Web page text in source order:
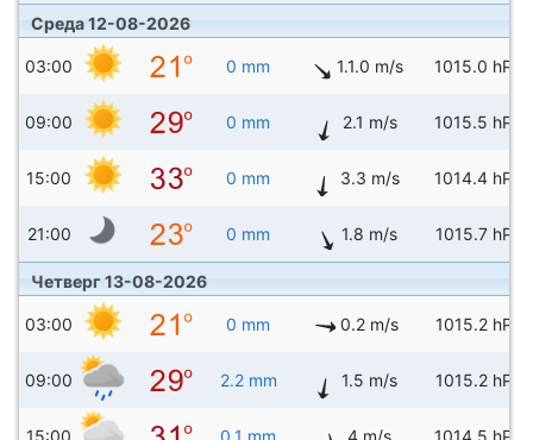
Среда 12-08-2026
03:00 0 mm 1.1.0 m/s 1015.0 hPa
09:00 0 mm 2.1 m/s 1015.5 hPa
15:00 0 mm 3.3 m/s 1014.4 hPa
21:00 0 mm 1.8 m/s 1015.7 hPa
Четверг 13-08-2026
03:00 0 mm 0.2 m/s 1015.2 hPa
09:00 2.2 mm 1.5 m/s 1015.2 hPa
15:00 0.1 mm 4 m/s 1014.5 hPa